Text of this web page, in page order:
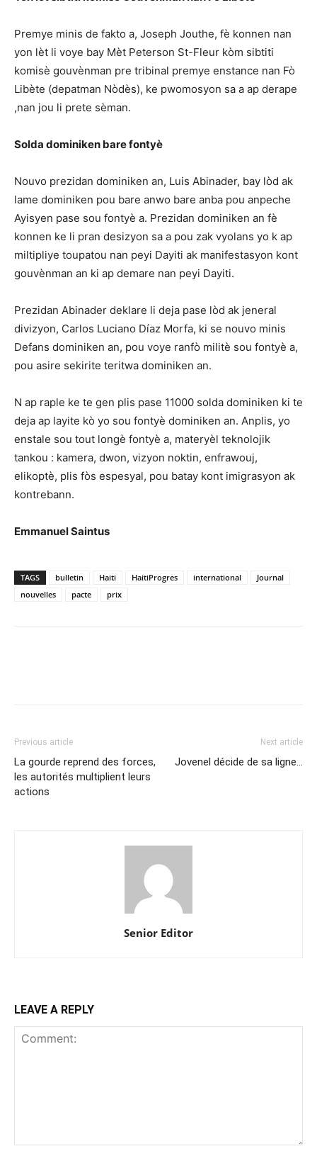
Premye minis de fakto a, Joseph Jouthe, fè konnen nan
yon lèt li voye bay Mèt Peterson St-Fleur kòm sibtiti
komisè gouvènman pre tribinal premye enstance nan Fò
Libète (depatman Nòdès), ke pwomosyon sa a ap derape
,nan jou li prete sèman.
Solda dominiken bare fontyè
Nouvo prezidan dominiken an, Luis Abinader, bay lòd ak
lame dominiken pou bare anwo bare anba pou anpeche
Ayisyen pase sou fontyè a. Prezidan dominiken an fè
konnen ke li pran desizyon sa a pou zak vyolans yo k ap
miltipliye toupatou nan peyi Dayiti ak manifestasyon kont
gouvènman an ki ap demare nan peyi Dayiti.
Prezidan Abinader deklare li deja pase lòd ak jeneral
divizyon, Carlos Luciano Díaz Morfa, ki se nouvo minis
Defans dominiken an, pou voye ranfò militè sou fontyè a,
pou asire sekirite teritwa dominiken an.
N ap raple ke te gen plis pase 11000 solda dominiken ki te
deja ap layite kò yo sou fontyè dominiken an. Anplis, yo
enstale sou tout longè fontyè a, materyèl teknolojik
tankou : kamera, dwon, vizyon noktin, enfrawouj,
elikoptè, plis fòs espesyal, pou batay kont imigrasyon ak
kontrebann.
Emmanuel Saintus
TAGS bulletin Haiti HaitiProgres international
Journal
nouvelles
pacte prix
Previous article
La gourde reprend des forces,
les autorités multiplient leurs
actions
Next article
Jovenel décide de sa ligne…
Senior Editor
LEAVE A REPLY